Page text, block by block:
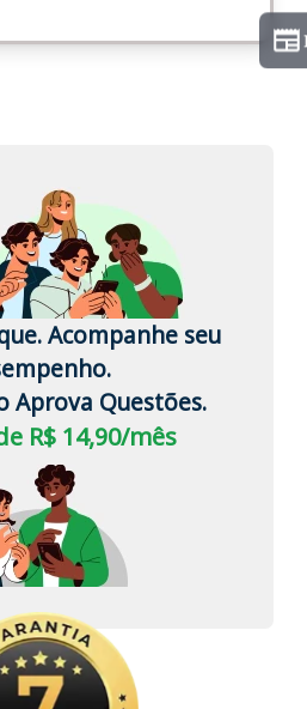
Acompanhe seu
Aprova Questões.
R$ 14,90/mês